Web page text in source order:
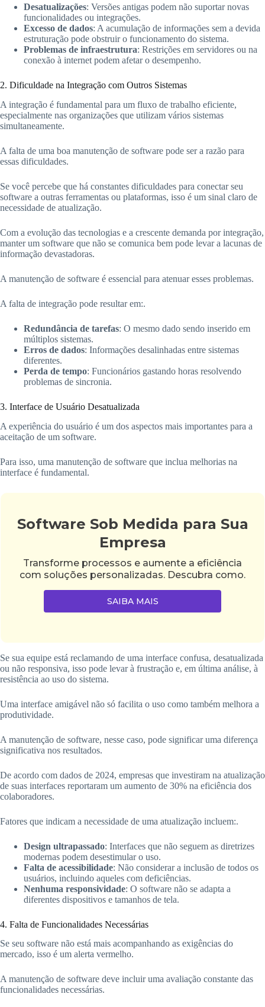
Desatualizações: Versões antigas podem não suportar novas
funcionalidades ou integrações.
Excesso de dados: A acumulação de informações sem a devida
estruturação pode obstruir o funcionamento do sistema.
Problemas de infraestrutura: Restrições em servidores ou na
conexão à internet podem afetar o desempenho.
2. Dificuldade na Integração com Outros Sistemas
A integração é fundamental para um fluxo de trabalho eficiente,
especialmente nas organizações que utilizam vários sistemas
simultaneamente.
A falta de uma boa manutenção de software pode ser a razão para
essas dificuldades.
Se você percebe que há constantes dificuldades para conectar seu
software a outras ferramentas ou plataformas, isso é um sinal claro de
necessidade de atualização.
Com a evolução das tecnologias e a crescente demanda por integração,
manter um software que não se comunica bem pode levar a lacunas de
informação devastadoras.
A manutenção de software é essencial para atenuar esses problemas.
A falta de integração pode resultar em:.
Redundância de tarefas: O mesmo dado sendo inserido em
múltiplos sistemas.
Erros de dados: Informações desalinhadas entre sistemas
diferentes.
Perda de tempo: Funcionários gastando horas resolvendo
problemas de sincronia.
3. Interface de Usuário Desatualizada
A experiência do usuário é um dos aspectos mais importantes para a
aceitação de um software.
Para isso, uma manutenção de software que inclua melhorias na
interface é fundamental.
Software Sob Medida para Sua
Empresa
Transforme processos e aumente a eficiência
com soluções personalizadas. Descubra como.
SAIBA MAIS
Se sua equipe está reclamando de uma interface confusa, desatualizada
ou não responsiva, isso pode levar à frustração e, em última análise, à
resistência ao uso do sistema.
Uma interface amigável não só facilita o uso como também melhora a
produtividade.
A manutenção de software, nesse caso, pode significar uma diferença
significativa nos resultados.
De acordo com dados de 2024, empresas que investiram na atualização
de suas interfaces reportaram um aumento de 30% na eficiência dos
colaboradores.
Fatores que indicam a necessidade de uma atualização incluem:.
Design ultrapassado: Interfaces que não seguem as diretrizes
modernas podem desestimular o uso.
Falta de acessibilidade: Não considerar a inclusão de todos os
usuários, incluindo aqueles com deficiências.
Nenhuma responsividade: O software não se adapta a
diferentes dispositivos e tamanhos de tela.
4. Falta de Funcionalidades Necessárias
Se seu software não está mais acompanhando as exigências do
mercado, isso é um alerta vermelho.
A manutenção de software deve incluir uma avaliação constante das
funcionalidades necessárias.